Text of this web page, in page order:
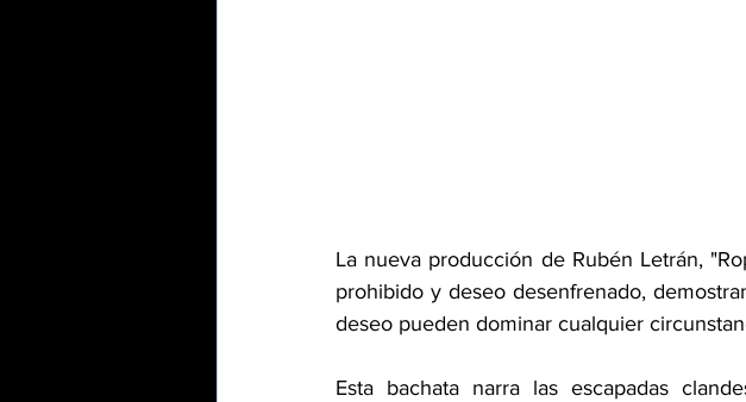
La nueva producción de Rubén Letrán,
prohibido y deseo desenfrenado,
deseo pueden dominar cualquier
Esta bachata narra las escapadas